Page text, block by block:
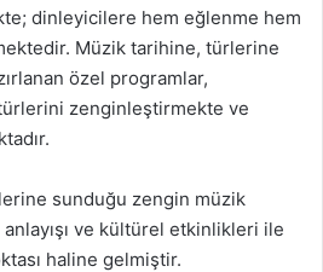
dinleyicilere hem eğlenme hem
Müzik tarihine, türlerine
özel programlar,
zenginleştirmekte ve
sunduğu zengin müzik
ve kültürel etkinlikleri ile
haline gelmiştir.